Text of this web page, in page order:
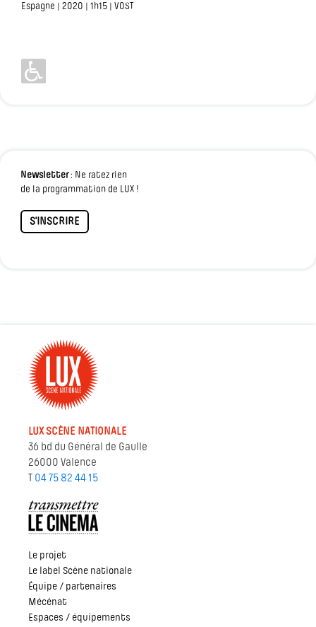
Espagne | 2020 | 1h15 | VOST
Newsletter: Ne ratez rien
de la programmation de LUX !
S'INSCRIRE
LUX SCÈNE NATIONALE
36 bd du Général de Gaulle
26000 Valence
T 04 75 82 44 15
Le projet
Le label Scène nationale
Équipe / partenaires
Mécénat
Espaces / équipements